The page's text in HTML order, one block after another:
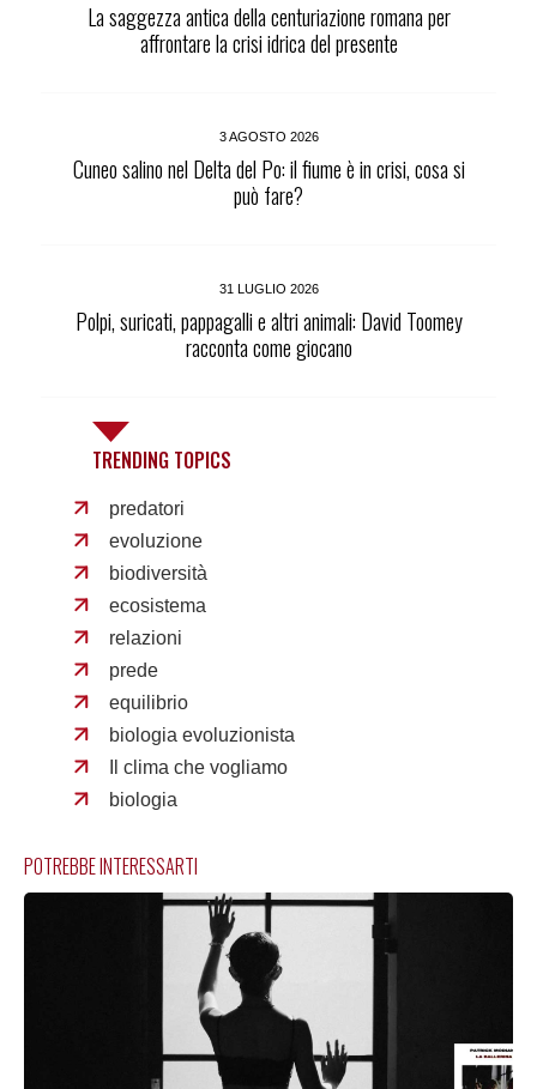
La saggezza antica della centuriazione romana per
affrontare la crisi idrica del presente
3 AGOSTO 2026
Cuneo salino nel Delta del Po: il fiume è in crisi, cosa si
può fare?
31 LUGLIO 2026
Polpi, suricati, pappagalli e altri animali: David Toomey
racconta come giocano
TRENDING TOPICS
predatori
evoluzione
biodiversità
ecosistema
relazioni
prede
equilibrio
biologia evoluzionista
Il clima che vogliamo
biologia
POTREBBE INTERESSARTI